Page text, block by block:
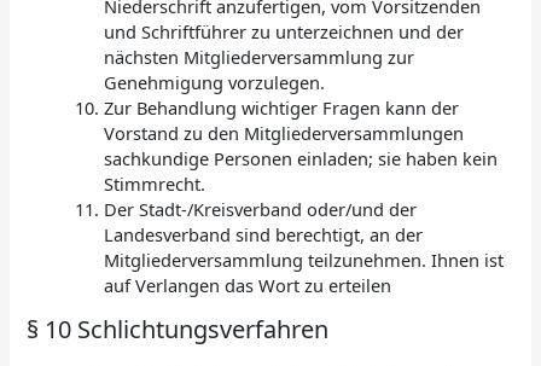
Niederschrift anzufertigen, vom Vorsitzenden
und Schriftführer zu unterzeichnen und der
nächsten Mitgliederversammlung zur
Genehmigung vorzulegen.
Zur Behandlung wichtiger Fragen kann der
Vorstand zu den Mitgliederversammlungen
sachkundige Personen einladen; sie haben kein
Stimmrecht.
Der Stadt-/Kreisverband oder/und der
Landesverband sind berechtigt, an der
Mitgliederversammlung teilzunehmen. Ihnen ist
auf Verlangen das Wort zu erteilen
§ 10 Schlichtungsverfahren